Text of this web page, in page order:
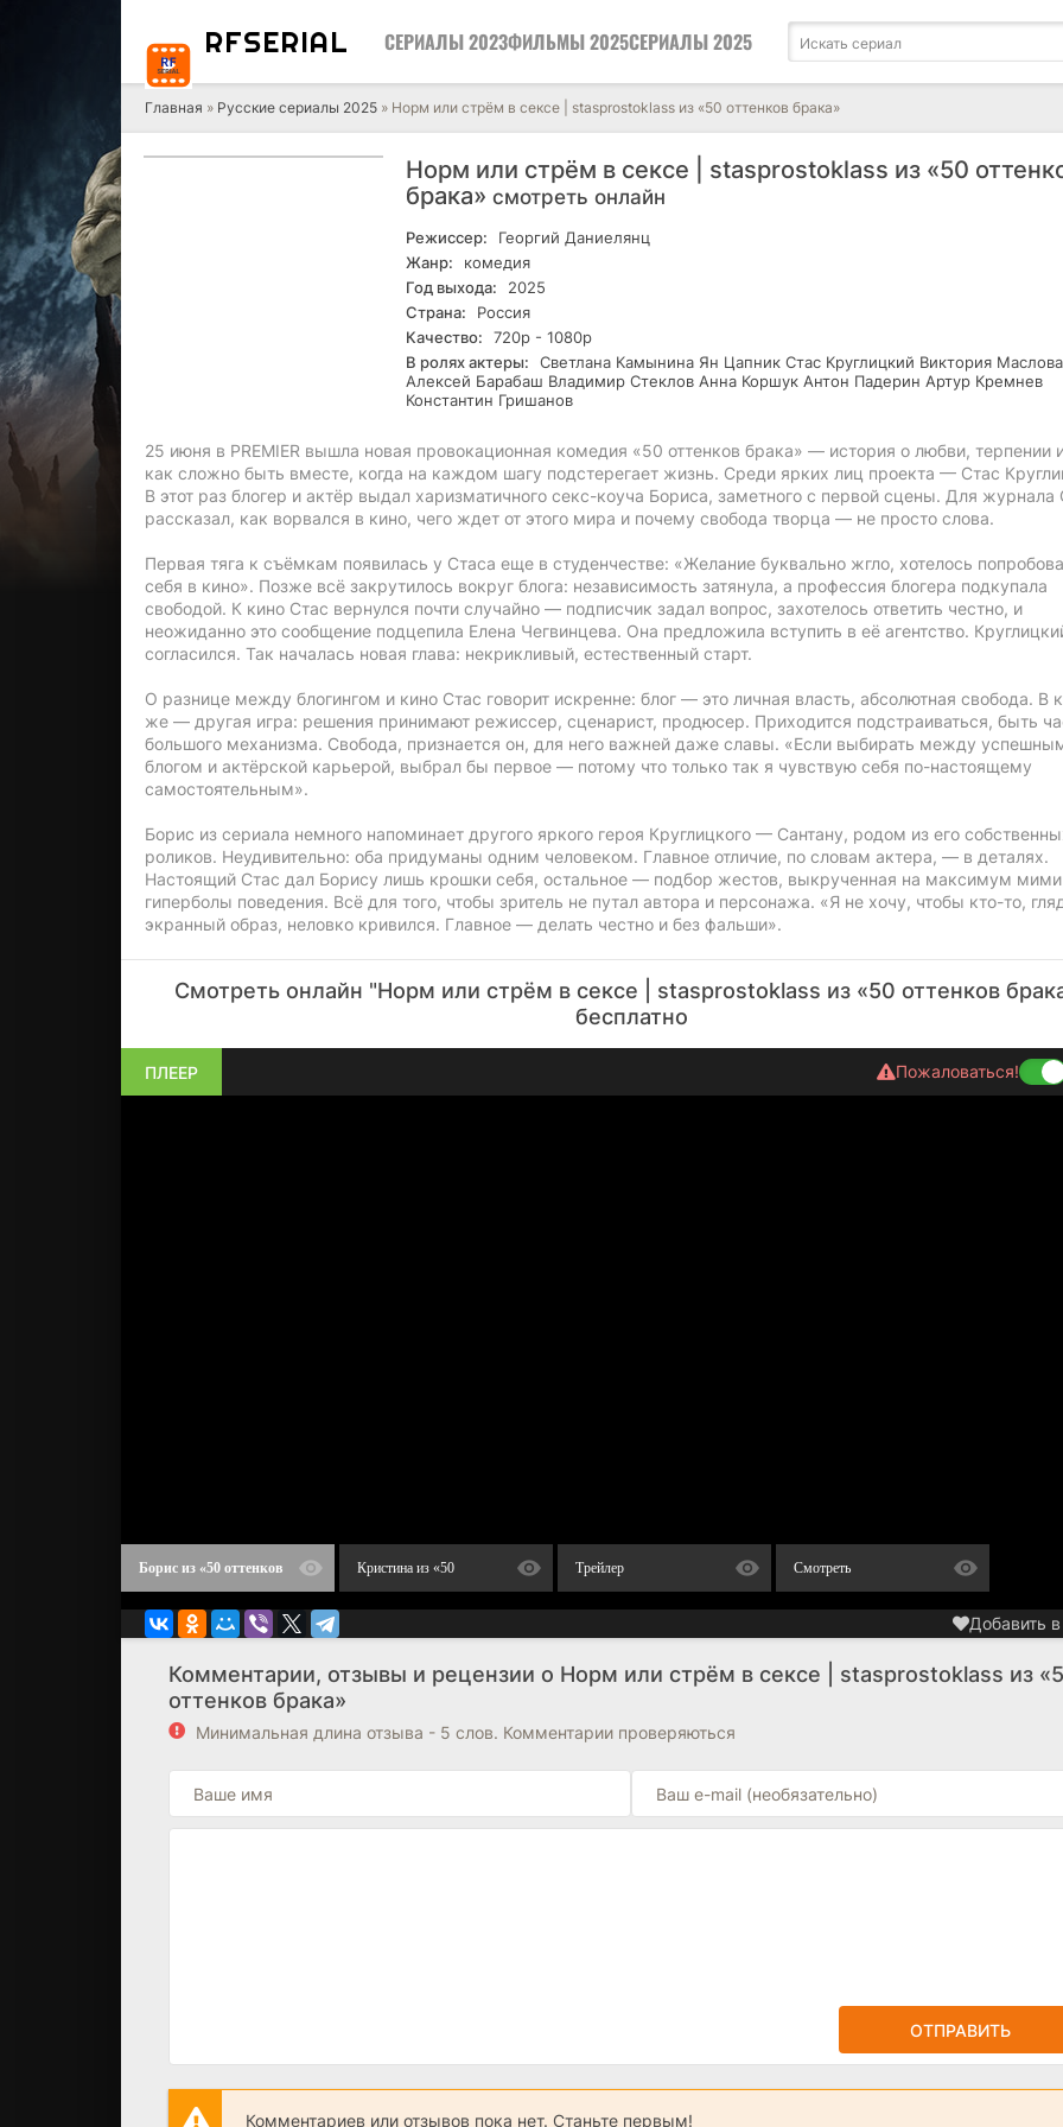
RFSERIAL СЕРИАЛЫ 2023ФИЛЬМЫ 2025СЕРИАЛЫ 2025
Главная » Русские сериалы 2025 » Норм или стрём в сексе | stasprostoklass из «50 оттенков брака»
Норм или стрём в сексе | stasprostoklass из «50
брака» смотреть онлайн
Режиссер:
Георгий Даниелянц
Жанр:
комедия
Год выхода:
2025
Страна:
Россия
Качество:
720р - 1080р
В ролях актеры:
Светлана Камынина Ян Цапник Стас Круглицкий Виктория Маслова
Алексей Барабаш Владимир Стеклов Анна Коршук Антон Падерин Артур Кремнев
Константин Гришанов
25 июня в PREMIER вышла новая провокационная комедия «50 оттенков брака» — история о любви, терпении
как сложно быть вместе, когда на каждом шагу подстерегает жизнь. Среди ярких лиц проекта — Стас
В этот раз блогер и актёр выдал харизматичного секс-коуча Бориса, заметного с первой сцены. Для журнала
рассказал, как ворвался в кино, чего ждет от этого мира и почему свобода творца — не просто слова.
Первая тяга к съёмкам появилась у Стаса еще в студенчестве: «Желание буквально жгло, хотелось
себя в кино». Позже всё закрутилось вокруг блога: независимость затянула, а профессия блогера подкупала
свободой. К кино Стас вернулся почти случайно — подписчик задал вопрос, захотелось ответить честно, и
неожиданно это сообщение подцепила Елена Чегвинцева. Она предложила вступить в её агентство.
согласился. Так началась новая глава: некрикливый, естественный старт.
О разнице между блогингом и кино Стас говорит искренне: блог — это личная власть, абсолютная свобода. В
же — другая игра: решения принимают режиссер, сценарист, продюсер. Приходится подстраиваться, быть
большого механизма. Свобода, признается он, для него важней даже славы. «Если выбирать между
блогом и актёрской карьерой, выбрал бы первое — потому что только так я чувствую себя по-настоящему
самостоятельным».
Борис из сериала немного напоминает другого яркого героя Круглицкого — Сантану, родом из его
роликов. Неудивительно: оба придуманы одним человеком. Главное отличие, по словам актера, — в деталях.
Настоящий Стас дал Борису лишь крошки себя, остальное — подбор жестов, выкрученная на максимум
гиперболы поведения. Всё для того, чтобы зритель не путал автора и персонажа. «Я не хочу, чтобы кто-то,
экранный образ, неловко кривился. Главное — делать честно и без фальши».
Смотреть онлайн "Норм или стрём в сексе | stasprostoklass из «50 оттенков
бесплатно
ПЛЕЕР Пожаловаться!
Борис из «50 оттенков
брака»
Кристина из «50 Трейлер Смотреть
Добавить
Комментарии, отзывы и рецензии о Норм или стрём в сексе | stasprostoklass из
оттенков брака»
Минимальная длина отзыва - 5 слов. Комментарии проверяються
ОТПРАВИТЬ
Комментариев или отзывов пока нет. Станьте первым!